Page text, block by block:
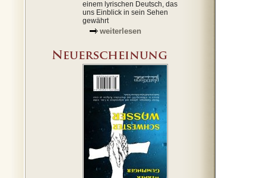
einem lyrischen Deutsch, das
uns Einblick in sein Sehen
gewährt
weiterlesen